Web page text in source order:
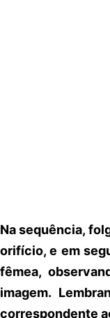
Na sequência,
orifício, e em
fêmea,
imagem.
correspondente